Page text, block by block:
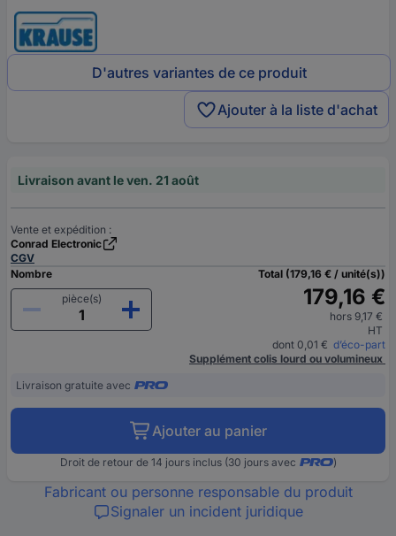
D'autres variantes de ce produit
Ajouter à la liste d'achat
Livraison avant le ven. 21 août
Vente et expédition :
Conrad Electronic
CGV
Nombre
pièce(s)
Total (179,16 € / unité(s))
179,16 €
hors 9,17 €
HT
dont 0,01 € d’éco-part
Supplément colis lourd ou volumineux
Livraison gratuite avec
Ajouter au panier
Droit de retour de 14 jours inclus (30 jours avec )
Fabricant ou personne responsable du produit
Signaler un incident juridique